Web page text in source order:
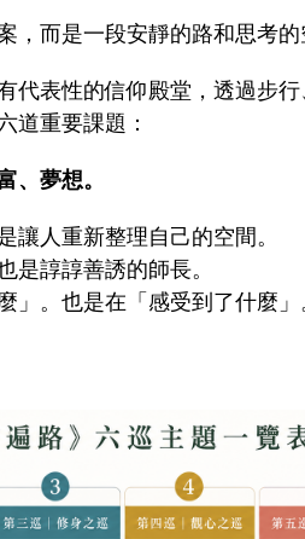
而是一段安靜的路和思考的
代表性的信仰殿堂，透過步
道重要課題：
、夢想。
人重新整理自己的空間。
諄諄善誘的師長。
。也是在「感受到了什麼」